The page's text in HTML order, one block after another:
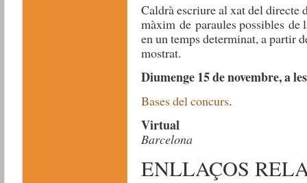
Caldrà escriure al xat del directe
màxim de paraules possibles de
en un temps determinat, a partir
mostrat.
Diumenge 15 de novembre, a
Bases del concurs.
Virtual
Barcelona
ENLLAÇOS